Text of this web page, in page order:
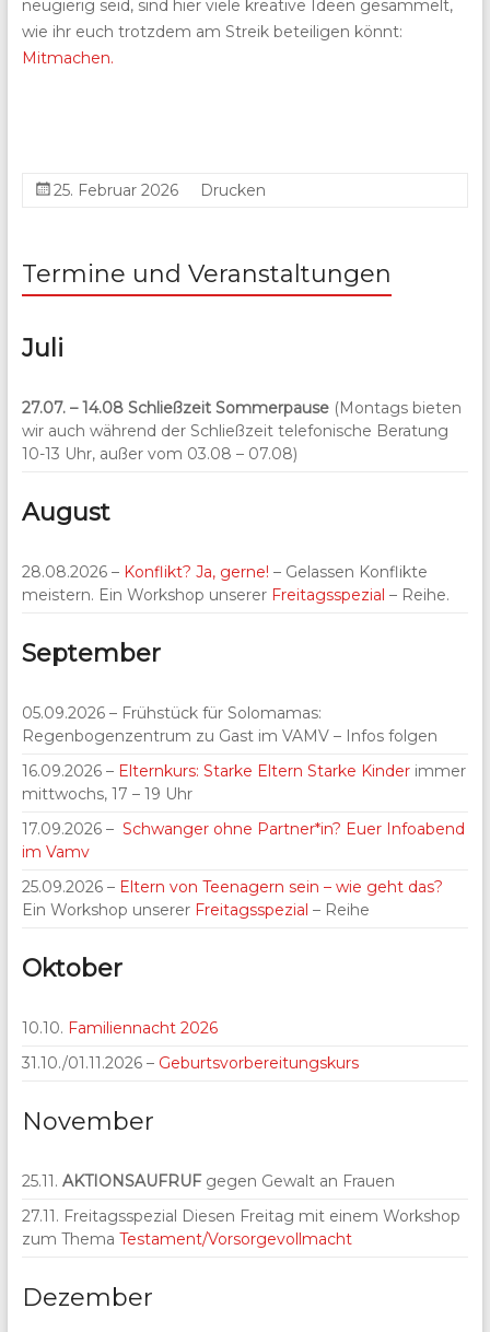
neugierig seid, sind hier viele kreative Ideen gesammelt,
wie ihr euch trotzdem am Streik beteiligen könnt:
Mitmachen.
25. Februar 2026 Drucken
Termine und Veranstaltungen
Juli
27.07. – 14.08 Schließzeit Sommerpause(Montags bieten
wir auch während der Schließzeit telefonische Beratung
10-13 Uhr, außer vom 03.08 – 07.08)
August
28.08.2026 – Konflikt? Ja, gerne! – Gelassen Konflikte
meistern. Ein Workshop unserer Freitagsspezial – Reihe.
September
05.09.2026 – Frühstück für Solomamas:
Regenbogenzentrum zu Gast im VAMV – Infos folgen
16.09.2026 – Elternkurs: Starke Eltern Starke Kinderimmer
mittwochs, 17 – 19 Uhr
17.09.2026 – Schwanger ohne Partner*in? Euer Infoabend
im Vamv
25.09.2026 – Eltern von Teenagern sein – wie geht das?
Ein Workshop unserer Freitagsspezial – Reihe
Oktober
10.10. Familiennacht 2026
31.10./01.11.2026 – Geburtsvorbereitungskurs
November
25.11. AKTIONSAUFRUFgegen Gewalt an Frauen
27.11. Freitagsspezial Diesen Freitag mit einem Workshop
zum Thema Testament/Vorsorgevollmacht
Dezember